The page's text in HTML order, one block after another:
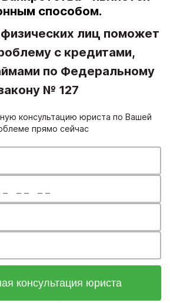
способом.
лиц поможет
с кредитами,
по Федеральному
№ 127
консультацию юриста по Вашей
прямо сейчас
консультация юриста